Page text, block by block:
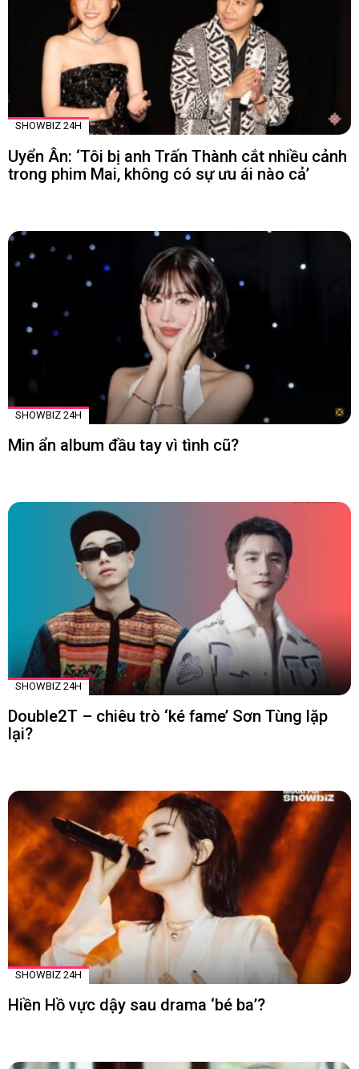
SHOWBIZ 24H
Uyển Ân: ‘Tôi bị anh Trấn Thành cắt nhiều cảnh
trong phim Mai, không có sự ưu ái nào cả’
SHOWBIZ 24H
Min ẩn album đầu tay vì tình cũ?
SHOWBIZ 24H
Double2T – chiêu trò ‘ké fame’ Sơn Tùng lặp
lại?
SHOWBIZ 24H
Hiền Hồ vực dậy sau drama ‘bé ba’?